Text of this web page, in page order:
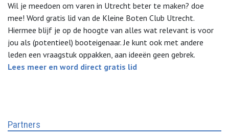
Wil je meedoen om varen in Utrecht beter te maken? doe
mee! Word gratis lid van de Kleine Boten Club Utrecht.
Hiermee blijf je op de hoogte van alles wat relevant is voor
jou als (potentieel) booteigenaar. Je kunt ook met andere
leden een vraagstuk oppakken, aan ideeën geen gebrek.
Lees meer en word direct gratis lid
Partners